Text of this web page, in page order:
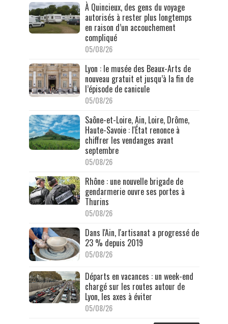
À Quincieux, des gens du voyage
autorisés à rester plus longtemps
en raison d’un accouchement
compliqué
05/08/26
Lyon : le musée des Beaux-Arts de
nouveau gratuit et jusqu’à la fin de
l’épisode de canicule
05/08/26
Saône-et-Loire, Ain, Loire, Drôme,
Haute-Savoie : l'État renonce à
chiffrer les vendanges avant
septembre
05/08/26
Rhône : une nouvelle brigade de
gendarmerie ouvre ses portes à
Thurins
05/08/26
Dans l'Ain, l'artisanat a progressé de
23 % depuis 2019
05/08/26
Départs en vacances : un week-end
chargé sur les routes autour de
Lyon, les axes à éviter
05/08/26